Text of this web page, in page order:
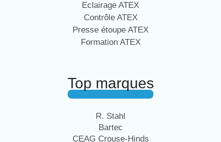
Eclairage ATEX
Contrôle ATEX
Presse étoupe ATEX
Formation ATEX
Top marques
R. Stahl
Bartec
CEAG Crouse-Hinds